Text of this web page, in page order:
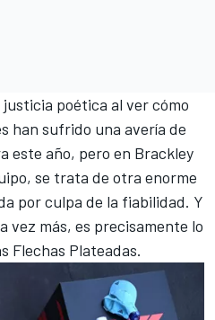
poética al ver cómo
han sufrido una avería de
este año, pero en Brackley
se trata de otra enorme
por culpa de la fiabilidad. Y
vez más, es precisamente lo
Flechas Plateadas.